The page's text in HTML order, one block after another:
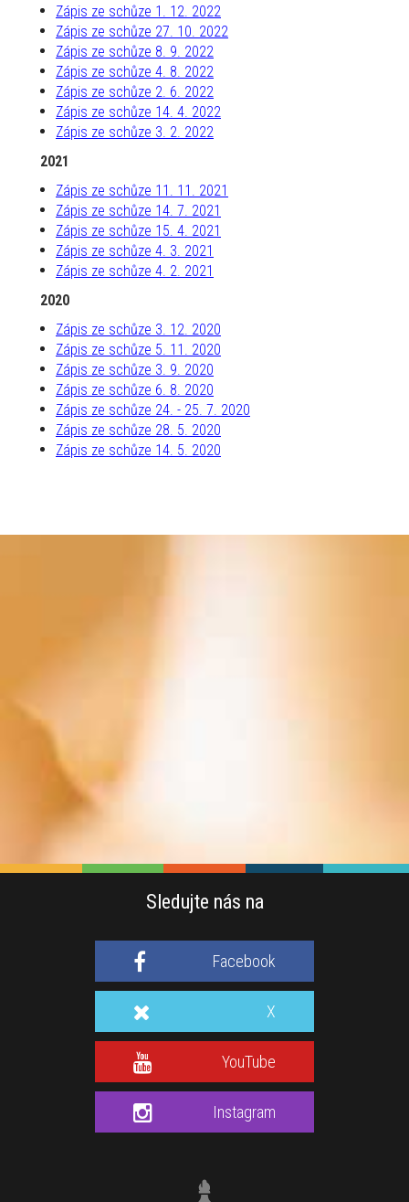
Zápis ze schůze 1. 12. 2022
Zápis ze schůze 27. 10. 2022
Zápis ze schůze 8. 9. 2022
Zápis ze schůze 4. 8. 2022
Zápis ze schůze 2. 6. 2022
Zápis ze schůze 14. 4. 2022
Zápis ze schůze 3. 2. 2022
2021
Zápis ze schůze 11. 11. 2021
Zápis ze schůze 14. 7. 2021
Zápis ze schůze 15. 4. 2021
Zápis ze schůze 4. 3. 2021
Zápis ze schůze 4. 2. 2021
2020
Zápis ze schůze 3. 12. 2020
Zápis ze schůze 5. 11. 2020
Zápis ze schůze 3. 9. 2020
Zápis ze schůze 6. 8. 2020
Zápis ze schůze 24. - 25. 7. 2020
Zápis ze schůze 28. 5. 2020
Zápis ze schůze 14. 5. 2020
Sledujte nás na
Facebook
X
YouTube
Instagram